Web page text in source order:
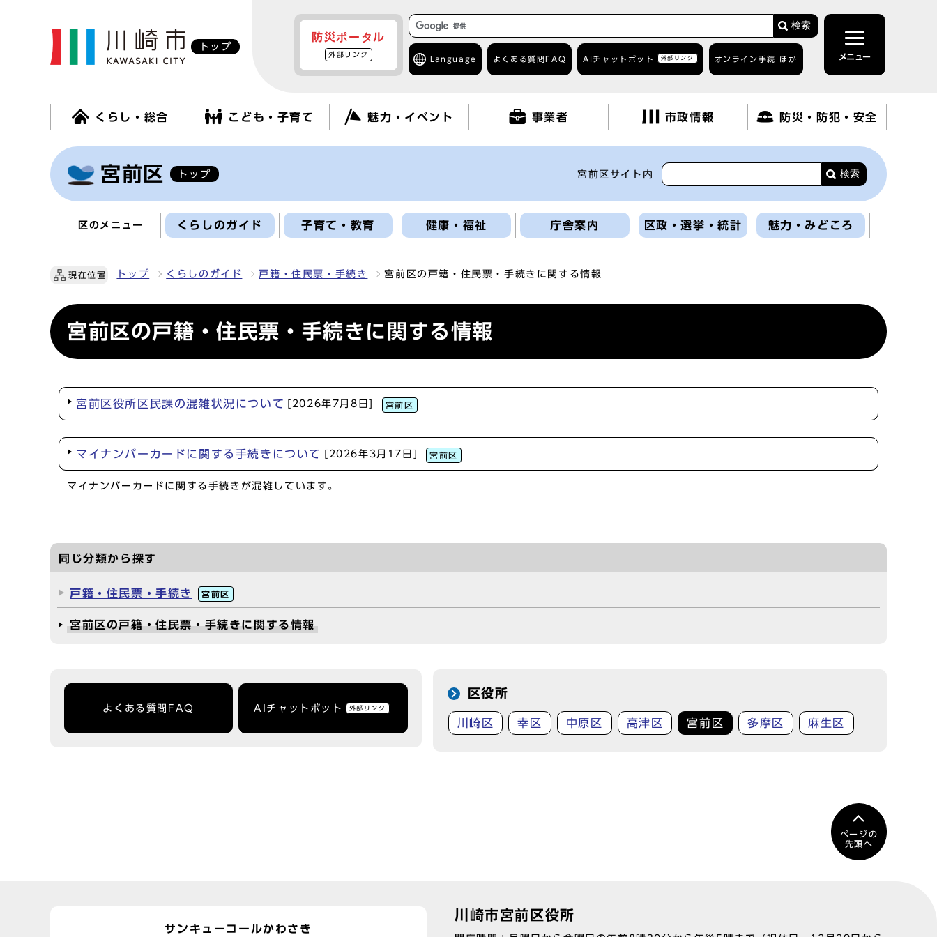
トップ
防災ポータル
外部リンク
検索
Language よくある質問 FAQ AIチャットボット 外部リンク オンライン手続 ほか メニュー
くらし・総合 こども・子育て 魅力・イベント 事業者 市政情報 防災・防犯・安全
宮前区 トップ 宮前区サイト内 検索
区のメニュー くらしのガイド 子育て・教育 健康・福祉 庁舎案内 区政・選挙・統計 魅力・みどころ
現在位置 トップ くらしのガイド 戸籍・住民票・手続き 宮前区の戸籍・住民票・手続きに関する情報
宮前区の戸籍・住民票・手続きに関する情報
宮前区役所区民課の混雑状況について [2026年7月8日] 宮前区
マイナンバーカードに関する手続きについて [2026年3月17日] 宮前区
マイナンバーカードに関する手続きが混雑しています。
同じ分類から探す
戸籍・住民票・手続き 宮前区
宮前区の戸籍・住民票・手続きに関する情報
よくある質問FAQ AIチャットボット 外部リンク
区役所
川崎区 幸区 中原区 高津区 宮前区 多摩区 麻生区
ページの
先頭へ
サンキューコールかわさき
川崎市宮前区役所